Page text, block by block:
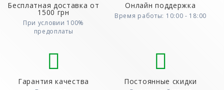
Бесплатная доставка от
1500 грн
При условии 100%
предоплаты
Онлайн поддержка
Время работы: 10:00 - 18:00
Гарантия качества Постоянные скидки